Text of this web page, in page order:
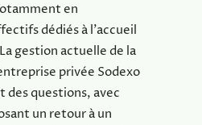
en
dédiés à l’accueil
gestion actuelle de la
privée Sodexo
des questions, avec
un retour à un